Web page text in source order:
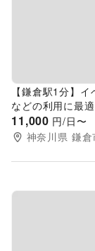
【鎌倉駅1分】
などの利用に最
11,000 円/日〜
神奈川県 鎌倉